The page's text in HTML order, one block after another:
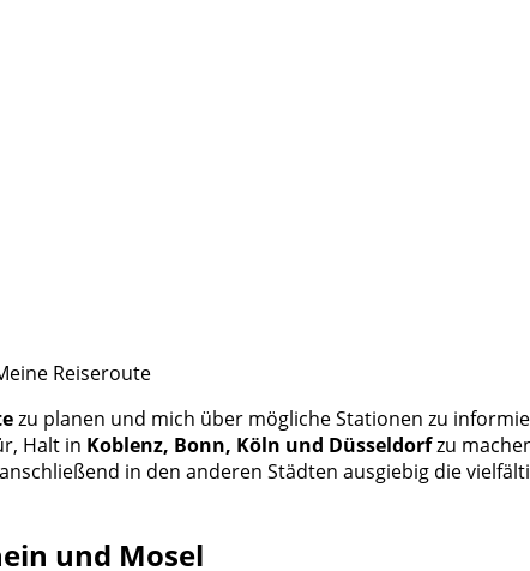
Reiseroute
zu planen und mich über mögliche Stationen zu
Halt in Koblenz, Bonn, Köln und Düsseldorfzu
in den anderen Städten ausgiebig die
und Mosel